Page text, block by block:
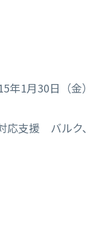
年1月30日（金）
応支援 バルク、